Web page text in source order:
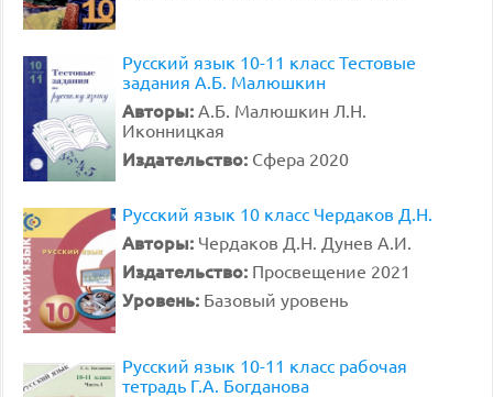
Русский язык 10-11 класс Тестовые
задания А.Б. Малюшкин
Авторы: А.Б. Малюшкин Л.Н.
Иконницкая
Издательство: Сфера 2020
Русский язык 10 класс Чердаков Д.Н.
Авторы: Чердаков Д.Н. Дунев А.И.
Издательство: Просвещение 2021
Уровень: Базовый уровень
Русский язык 10-11 класс рабочая
тетрадь Г.А. Богданова